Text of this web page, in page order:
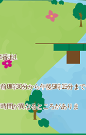
番地1
8時30分から午後5時15分まで
間が異なるところがありま